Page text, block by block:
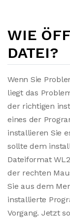
WIE
DATEI?
Wenn Sie
liegt das
der richtigen
eines der
installieren Sie
sollte dem
Dateiformat
der rechten
Sie aus dem
installierte
Vorgang. Jetzt